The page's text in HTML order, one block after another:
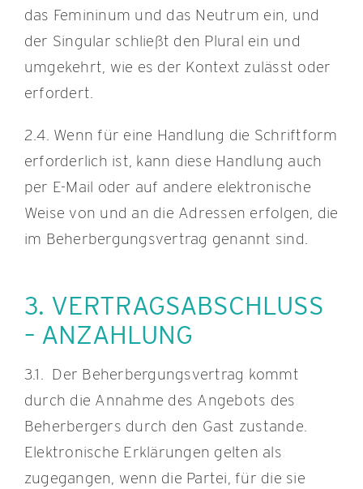
das Femininum und das Neutrum ein, und
der Singular schließt den Plural ein und
umgekehrt, wie es der Kontext zulässt oder
erfordert.
2.4. Wenn für eine Handlung die Schriftform
erforderlich ist, kann diese Handlung auch
per E-Mail oder auf andere elektronische
Weise von und an die Adressen erfolgen, die
im Beherbergungsvertrag genannt sind.
3. VERTRAGSABSCHLUSS
– ANZAHLUNG
3.1. Der Beherbergungsvertrag kommt
durch die Annahme des Angebots des
Beherbergers durch den Gast zustande.
Elektronische Erklärungen gelten als
zugegangen, wenn die Partei, für die sie